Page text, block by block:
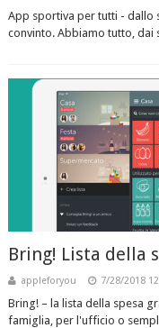
App sportiva per tutti - dallo
convinto. Abbiamo tutto, dai
Bring! Lista della
appleforyou 7/28/2018
Bring! – la lista della spesa
famiglia, per l'ufficio o